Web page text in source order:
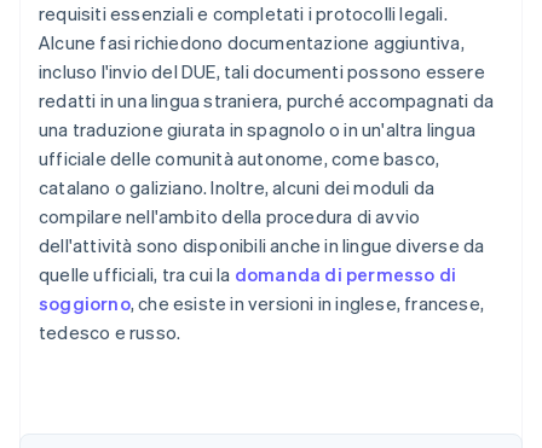
requisiti essenziali e completati i protocolli legali.
Alcune fasi richiedono documentazione aggiuntiva,
incluso l'invio del DUE, tali documenti possono essere
redatti in una lingua straniera, purché accompagnati da
una traduzione giurata in spagnolo o in un'altra lingua
ufficiale delle comunità autonome, come basco,
catalano o galiziano. Inoltre, alcuni dei moduli da
compilare nell'ambito della procedura di avvio
dell'attività sono disponibili anche in lingue diverse da
quelle ufficiali, tra cui la domanda di permesso di
soggiorno, che esiste in versioni in inglese, francese,
tedesco e russo.
English